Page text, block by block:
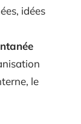
idées
le